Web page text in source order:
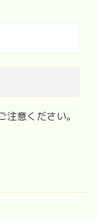
意ください。